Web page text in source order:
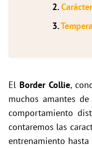
2.
3.
El Border Collie,
muchos amantes
comportamiento
contaremos las
entrenamiento